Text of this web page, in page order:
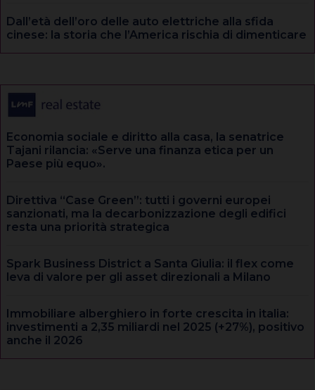
Dall’età dell’oro delle auto elettriche alla sfida
cinese: la storia che l’America rischia di dimenticare
Economia sociale e diritto alla casa, la senatrice
Tajani rilancia: «Serve una finanza etica per un
Paese più equo».
Direttiva “Case Green”: tutti i governi europei
sanzionati, ma la decarbonizzazione degli edifici
resta una priorità strategica
Spark Business District a Santa Giulia: il flex come
leva di valore per gli asset direzionali a Milano
Immobiliare alberghiero in forte crescita in italia:
investimenti a 2,35 miliardi nel 2025 (+27%), positivo
anche il 2026